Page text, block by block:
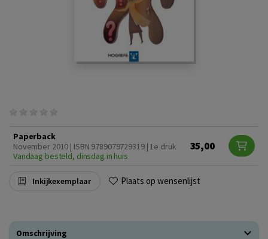
Paperback
November 2010 | ISBN 9789079729319 | 1e druk
Vandaag besteld, dinsdag in huis
35,00
Inkijkexemplaar Plaats op wensenlijst
Omschrijving